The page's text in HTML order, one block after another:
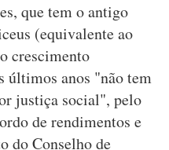
que tem o antigo
(equivalente ao
crescimento
últimos anos "não tem
justiça social", pelo
de rendimentos e
do Conselho de